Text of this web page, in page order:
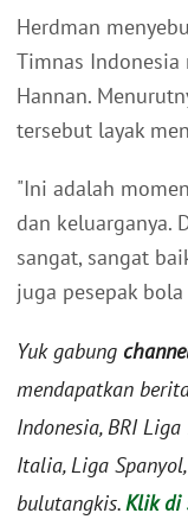
Herdman
Timnas
Hannan.
tersebut layak
"Ini adalah
dan keluarganya.
sangat, sangat
juga pesepak
Yuk gabung
mendapatkan
Indonesia, BRI
Italia, Liga
bulutangkis.Klik di